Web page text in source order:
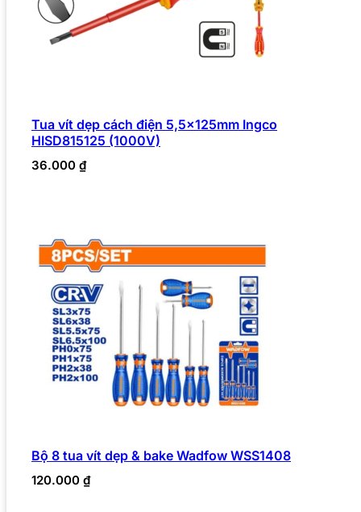
Tua vít dẹp cách điện 5,5x125mm Ingco
HISD815125 (1000V)
36.000 ₫
Bộ 8 tua vít dẹp & bake Wadfow WSS1408
120.000 ₫